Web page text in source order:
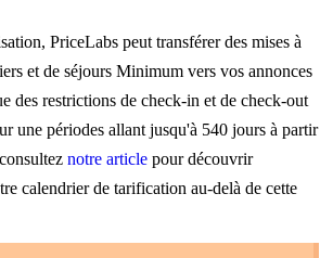
PriceLabs peut transférer des mises à
et de séjours Minimum vers vos annonces
des restrictions de check-in et de check-out
une périodes allant jusqu'à 540 jours à partir
notre article pour découvrir
calendrier de tarification au-delà de cette